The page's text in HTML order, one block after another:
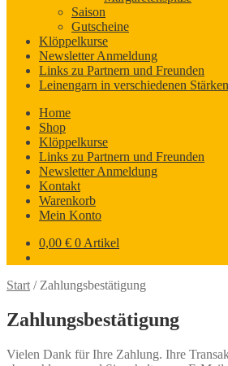
Saison
Gutscheine
Klöppelkurse
Newsletter Anmeldung
Links zu Partnern und Freunden
Leinengarn in verschiedenen Stärken
Home
Shop
Klöppelkurse
Links zu Partnern und Freunden
Newsletter Anmeldung
Kontakt
Warenkorb
Mein Konto
0,00 € 0 Artikel
Start / Zahlungsbestätigung
Zahlungsbestätigung
Vielen Dank für Ihre Zahlung. Ihre